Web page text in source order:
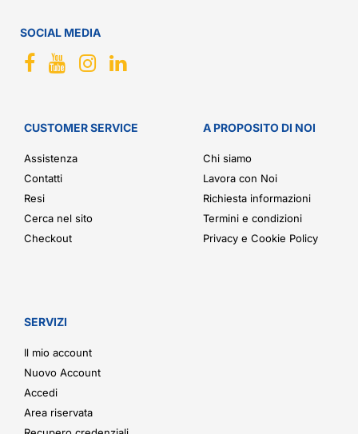
SOCIAL MEDIA
CUSTOMER SERVICE
Assistenza
Contatti
Resi
Cerca nel sito
Checkout
A PROPOSITO DI NOI
Chi siamo
Lavora con Noi
Richiesta informazioni
Termini e condizioni
Privacy e Cookie Policy
SERVIZI
Il mio account
Nuovo Account
Accedi
Area riservata